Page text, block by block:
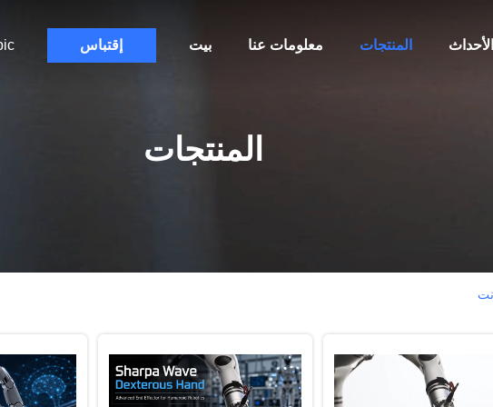
بيت معلومات عنا المنتجات الأحداث إقتباس
المنتجات